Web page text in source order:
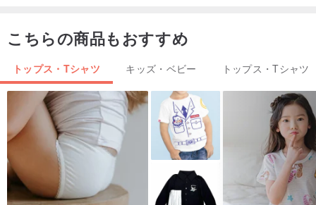
子供の首が少し短く感じます
首周りを調節できるのは最高です♫
シャツで最も重要なのは中央の前立てです
もっと元気に見えます
こちらの商品もおすすめ
トップス・Tシャツ キッズ・ベビー トップス・Tシャツ